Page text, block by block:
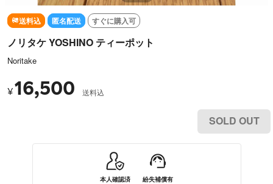
送料込 匿名配送 すぐに購入可
ノリタケ YOSHINO ティーポット
Noritake
¥16,500 送料込
SOLD OUT
本人確認済 紛失補償有